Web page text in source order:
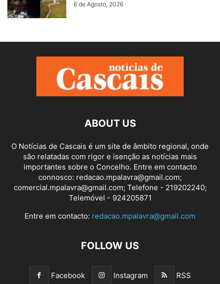
6 de Agosto, 2026
ABOUT US
O Notícias de Cascais é um site de âmbito regional, onde
são relatadas com rigor e isenção as notícias mais
importantes sobre o Concelho. Entre em contacto
connosco: redacao.mpalavra@gmail.com;
comercial.mpalavra@gmail.com; Telefone - 219202240;
Telemóvel - 924205871
Entre em contacto: redacao.mpalavra@gmail.com
FOLLOW US
Facebook Instagram RSS